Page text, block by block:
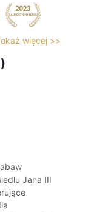
więcej >>
Jana III